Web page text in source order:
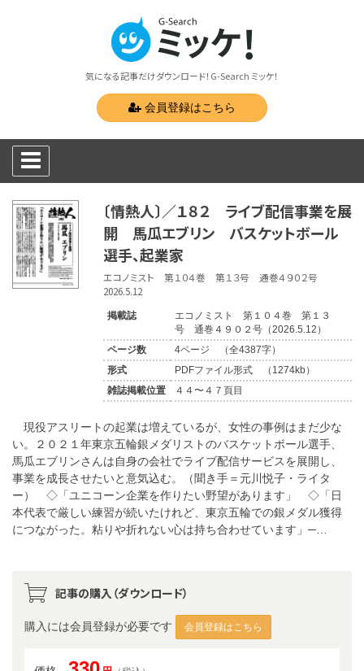
気になる記事だけダウンロード！G-Search ミッケ！
会員登録はこちら
〔情熱人〕／１８２ ライブ配信事業を展
開 馬瓜エブリン バスケットボール
選手、起業家
エコノミスト 第１０４巻 第１３号 通巻４９０２号
2026.5.12
掲載誌
エコノミスト 第１０４巻 第１３
号 通巻４９０２号（2026.5.12）
ページ数
4ページ （全4387字）
形式
PDFファイル形式 （1274kb）
雑誌掲載位置
４４〜４７頁目
現役アスリートの起業は増えているが、女性の事例はまだ少な
い。２０２１年東京五輪銀メダリストのバスケットボール選手、
馬瓜エブリンさんは自身の会社でライブ配信サービスを展開し、
事業を成長させたいと意気込む。（聞き手＝元川悦子・ライタ
ー） ◇「ユニコーン企業を作りたい野望があります」 ◇「日
本代表で厳しい練習が続いたけれど、東京五輪での銀メダル獲得
につながった。粘りや折れない心は持ち合わせています」─…
記事の購入（ダウンロード）
購入には会員登録が必要です 会員登録はこちら